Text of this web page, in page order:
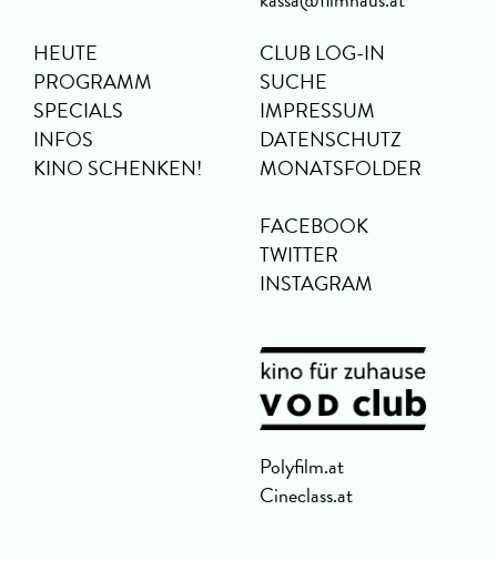
HEUTE
PROGRAMM
SPECIALS
INFOS
KINO SCHENKEN!
CLUB LOG-IN
SUCHE
IMPRESSUM
DATENSCHUTZ
MONATSFOLDER
FACEBOOK
TWITTER
INSTAGRAM
Polyfilm.at
Cineclass.at